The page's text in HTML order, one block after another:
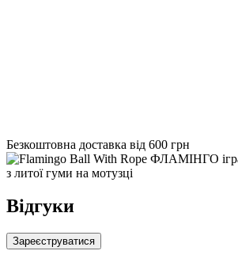
Безкоштовна доставка від 600 грн
Відгуки
Зареєструватися